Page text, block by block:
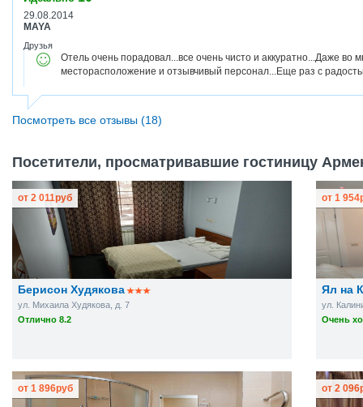
29.08.2014
MAYA
Друзья
Отель очень порадовал...все очень чисто и аккуратно...Даже во
месторасположение и отзывчивый персонал...Еще раз с
Посмотреть все отзывы (18)
Посетители, просматривавшие гостиницу
Берисон Худякова
ул. Михаила Худякова, д. 7
Отлично 8.2
от 2 011руб
Ял на
ул.
Очень
от 1 954
от 1 896руб от 2 096